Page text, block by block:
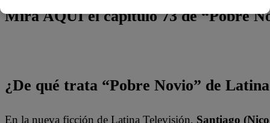
Mira AQUÍ el capítulo 73 de “Pobre
¿De qué trata “Pobre Novio” de
En la nueva ficción de Latina Televisión, Santiago